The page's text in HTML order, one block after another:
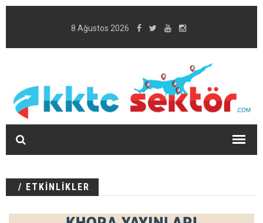
8 Ağustos 2026
/ ETKİNLİKLER